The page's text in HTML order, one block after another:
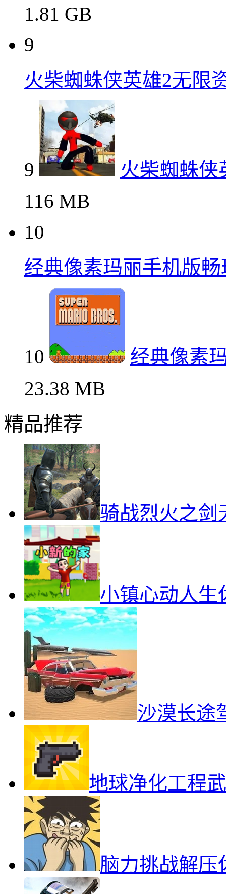
1.81 GB
9
火柴蜘蛛侠英雄2无限
9
火柴蜘蛛侠
116 MB
10
经典像素玛丽手机版
10
经典像素
23.38 MB
精品推荐
骑战烈火之剑
小镇心动人生
沙漠长途
地球净化工程
脑力挑战解压